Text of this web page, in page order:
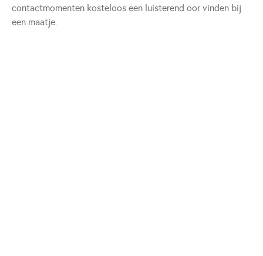
contactmomenten kosteloos een luisterend oor vinden bij
een maatje.